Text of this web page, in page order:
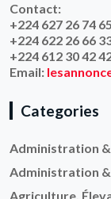
Contact:
+224 627 26 74 65
+224 622 26 66
+224 612 30 42
Email:
Categories
Administration &
Administration &
Agriculture,